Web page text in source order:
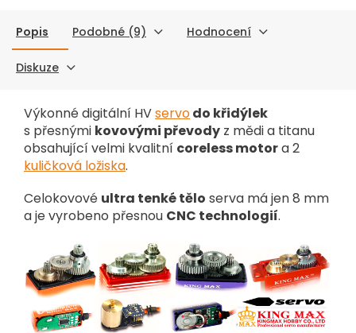
Popis Podobné (9) Hodnocení
Diskuze
Výkonné digitální HVservodo křidýlek
s přesnými kovovými převody z mědi a titanu
obsahující velmi kvalitní coreless motora 2
kuličková ložiska.
Celokovové ultra tenké tělo serva má jen 8 mm
a je vyrobeno přesnou CNC technologií.